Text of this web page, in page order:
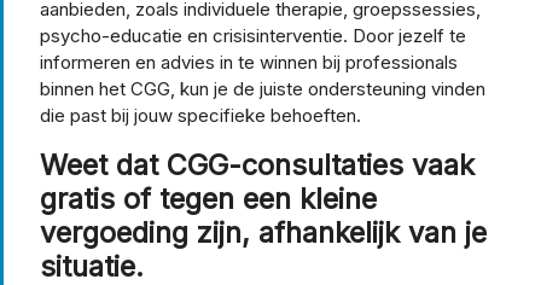
aanbieden, zoals individuele therapie, groepssessies,
psycho-educatie en crisisinterventie. Door jezelf te
informeren en advies in te winnen bij professionals
binnen het CGG, kun je de juiste ondersteuning vinden
die past bij jouw specifieke behoeften.
Weet dat CGG-consultaties vaak
gratis of tegen een kleine
vergoeding zijn, afhankelijk van je
situatie.